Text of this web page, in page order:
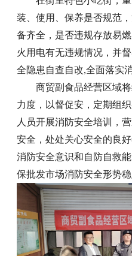
装、使用、保养是否规范
备齐全，是否违规存放易
火用电有无违规情况，并
全隐患自查自改,全面落实
商贸副食品经营区域
力度，以督促安，定期组
人员开展消防安全培训，
安全，处处关心安全的良
消防安全意识和自防自救
保批发市场消防安全形势稳